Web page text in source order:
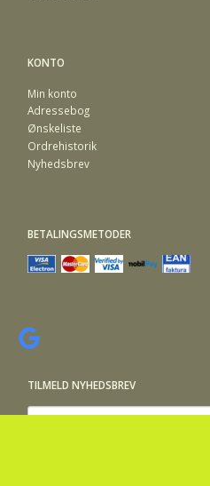
KONTO
Min konto
Adressebog
Ønskeliste
Ordrehistorik
Nyhedsbrev
BETALINGSMETODER
TILMELD NYHEDSBREV
Email-